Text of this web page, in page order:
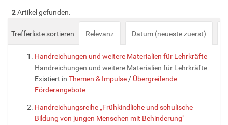
2Artikel gefunden.
Trefferliste sortieren Relevanz Datum (neueste zuerst)
Handreichungen und weitere Materialien für Lehrkräfte
Handreichungen und weitere Materialien für Lehrkräfte
Existiert in Themen & Impulse / Übergreifende
Förderangebote
Handreichungsreihe „Frühkindliche und schulische
Bildung von jungen Menschen mit Behinderung"